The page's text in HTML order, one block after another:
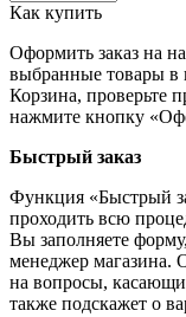
Как купить
Оформить заказ на
выбранные товары в
Корзина, проверьте
нажмите кнопку
Быстрый заказ
Функция «Быстрый
проходить всю
Вы заполняете
менеджер магазина.
на вопросы,
также подскажет о